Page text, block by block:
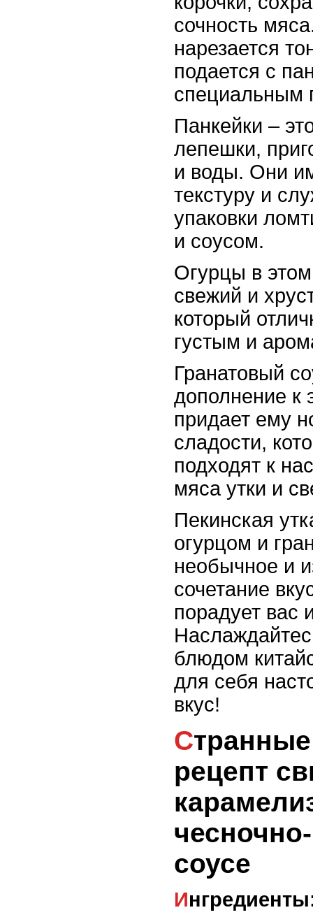
сочность
нарезается
подается с
специальным
Панкейки –
лепешки,
и воды. Они
текстуру и
упаковки
и соусом.
Огурцы в
свежий и
который
густым и
Гранатовый
дополнение к
придает ему
сладости,
подходят к
мяса утки и
Пекинская
огурцом и
необычное и
сочетание
порадует вас
блюдом
для себя
вкус!
Странные сочетания:
рецепт
соусе